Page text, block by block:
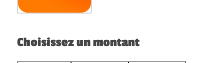
Choisissez un montant